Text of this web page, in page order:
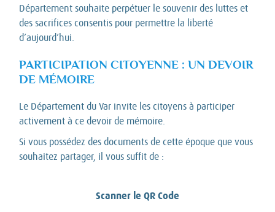
Département souhaite perpétuer le souvenir des luttes et
des sacrifices consentis pour permettre la liberté
d’aujourd’hui.
PARTICIPATION CITOYENNE : UN DEVOIR
DE MÉMOIRE
Le Département du Var invite les citoyens à participer
activement à ce devoir de mémoire.
Si vous possédez des documents de cette époque que vous
souhaitez partager, il vous suffit de :
Scanner le QR Code